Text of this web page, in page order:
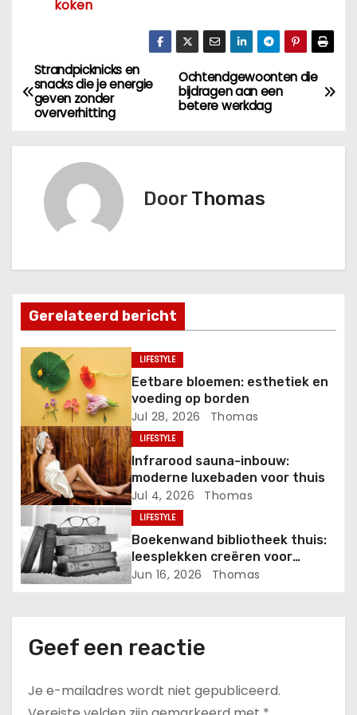
koken
B
e
r
n
a
v
g
a
t
i
e
Ochtendgewoonten die
bijdragen aan een
betere werkdag
Strandpicknicks en
snacks die je energie
geven zonder
oververhitting
Door Thomas
Gerelateerd bericht
LIFESTYLE
Eetbare bloemen: esthetiek en
voeding op borden
Jul 28, 2026 Thomas
LIFESTYLE
Infrarood sauna-inbouw:
moderne luxebaden voor thuis
Jul 4, 2026 Thomas
LIFESTYLE
Boekenwand bibliotheek thuis:
leesplekken creëren voor
zomerdagen
Jun 16, 2026 Thomas
Geef een reactie
Je e-mailadres wordt niet gepubliceerd.